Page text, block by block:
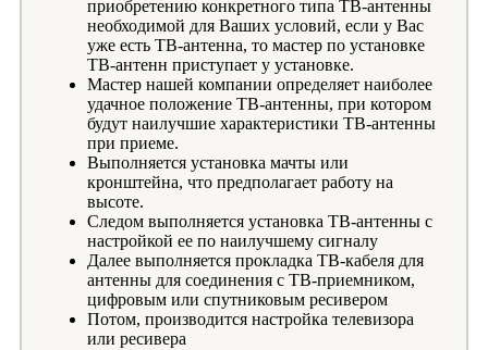
приобретению конкретного типа ТВ-антенны
необходимой для Ваших условий, если у Вас
уже есть ТВ-антенна, то мастер по установке
ТВ-антенн приступает у установке.
Мастер нашей компании определяет наиболее
удачное положение ТВ-антенны, при котором
будут наилучшие характеристики ТВ-антенны
при приеме.
Выполняется установка мачты или
кронштейна, что предполагает работу на
высоте.
Следом выполняется установка ТВ-антенны с
настройкой ее по наилучшему сигналу
Далее выполняется прокладка ТВ-кабеля для
антенны для соединения с ТВ-приемником,
цифровым или спутниковым ресивером
Потом, производится настройка телевизора
или ресивера